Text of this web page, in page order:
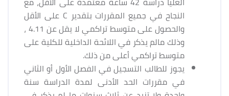
النجاح في جميع المقررات بتقدير C على الأقل
والحصول على متوسط تراكمي لا يقل عن 4.11 ،
وذلك مالم يذكر في اللائحة الداخلية للكلية على
متوسط تراكمي أعلى من ذلك.
يجوز للطالب التسجيل في الفصل الأول أو الثاني
في مقررات الحد الأدنى لمدة الدراسة سنة